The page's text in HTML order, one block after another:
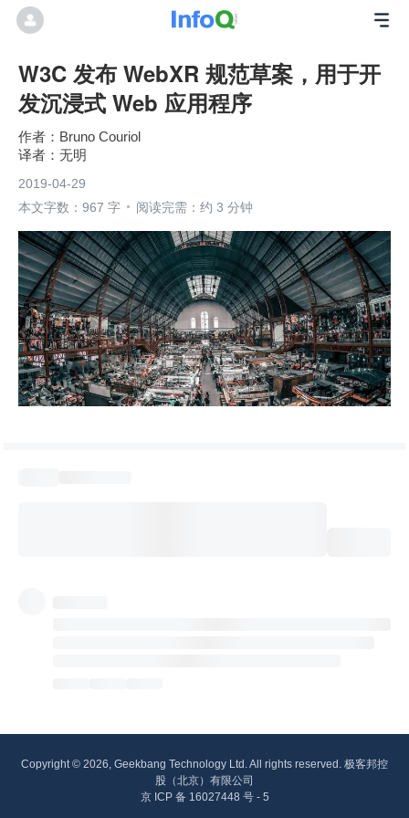
W3C 发布 WebXR 规范草案，用于开
发沉浸式 Web 应用程序
Bruno Couriol
无明
2019-04-29
本文字数：967 字
阅读完需：约 3 分钟
Copyright © 2026, Geekbang Technology Ltd. All rights reserved. 极客邦控
股（北京）有限公司
京 ICP 备 16027448 号 - 5